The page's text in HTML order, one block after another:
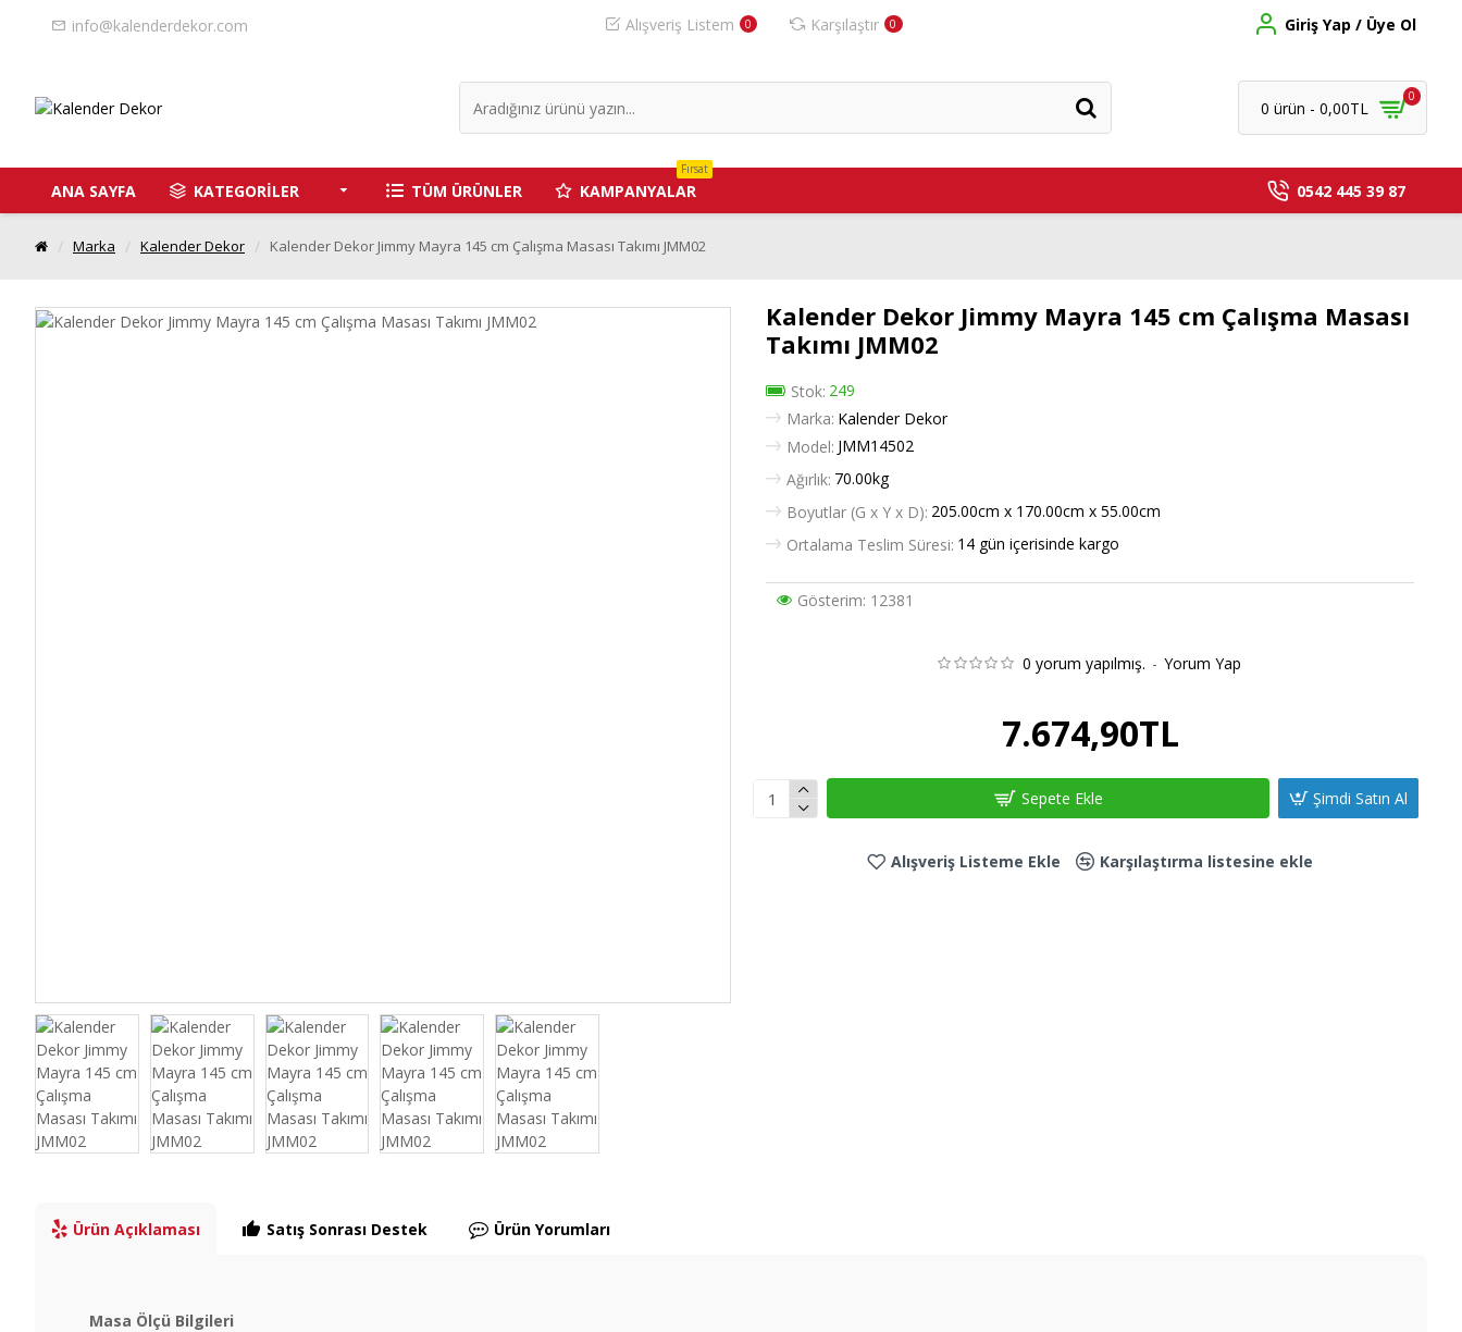
info@kalenderdekor.com Alışveriş Listem 0 Karşılaştır 0 Giriş Yap / Üye Ol
0 ürün - 0,00TL
0
ANA SAYFA KATEGORİLER TÜM ÜRÜNLER KAMPANYALAR
Fırsat
0542 445 39 87
Marka Kalender Dekor Kalender Dekor Jimmy Mayra 145 cm Çalışma Masası Takımı JMM02
Kalender Dekor Jimmy Mayra 145 cm Çalışma Masası
Takımı JMM02
Stok: 249
Marka: Kalender Dekor
Model: JMM14502
Ağırlık: 70.00kg
Boyutlar (G x Y x D): 205.00cm x 170.00cm x 55.00cm
Ortalama Teslim Süresi: 14 gün içerisinde kargo
Gösterim: 12381
0 yorum yapılmış. - Yorum Yap
7.674,90TL
Sepete Ekle Şimdi Satın Al
Alışveriş Listeme Ekle Karşılaştırma listesine ekle
Ürün Açıklaması Satış Sonrası Destek Ürün Yorumları
Masa Ölçü Bilgileri